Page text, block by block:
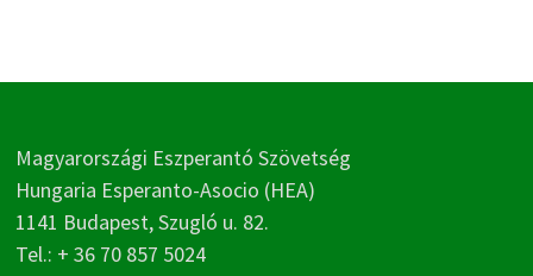
Magyarországi Eszperantó Szövetség
Hungaria Esperanto-Asocio (HEA)
1141 Budapest, Szugló u. 82.
Tel.: + 36 70 857 5024